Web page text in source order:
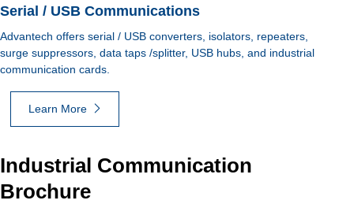
Serial / USB Communications
Advantech offers serial / USB converters, isolators, repeaters,
surge suppressors, data taps /splitter, USB hubs, and industrial
communication cards.
Learn More
Industrial Communication
Brochure